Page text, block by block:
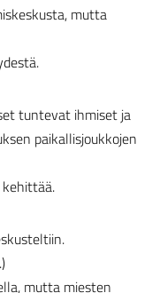
mutta
tuntevat ihmiset ja
paikallisjoukkojen
kehittää.
mutta miesten